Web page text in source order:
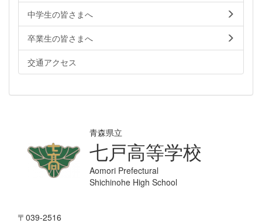
中学生の皆さまへ
卒業生の皆さまへ
交通アクセス
青森県立
七戸高等学校
Aomori Prefectural
Shichinohe High School
〒039-2516